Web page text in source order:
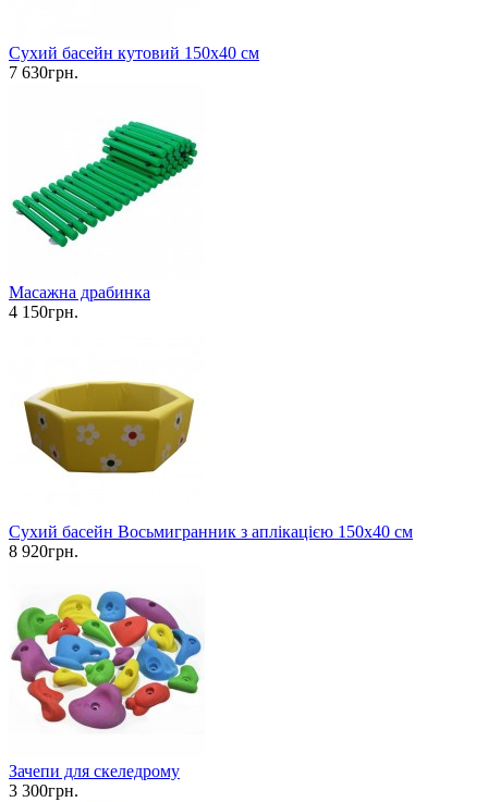
Сухий басейн кутовий 150х40 см
7 630грн.
Масажна драбинка
4 150грн.
Сухий басейн Восьмигранник з аплікацією 150х40 см
8 920грн.
Зачепи для скеледрому
3 300грн.